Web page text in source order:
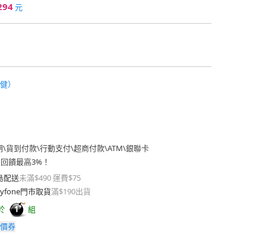
元
）
\貨到付款\行動支付\超商付款\ATM\銀聯卡
饋最高3%！
配送未滿$490 運費$75
門市取貨滿$190出貨
1
組
券